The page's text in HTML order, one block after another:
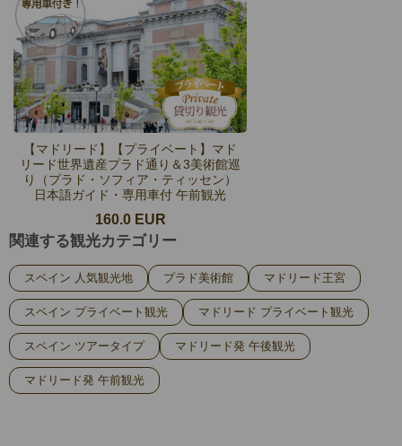
【マドリード】【プライベート】マド
リード世界遺産プラド通り＆3美術館巡
り（プラド・ソフィア・ティッセン）
日本語ガイド・専用車付 午前観光
160.0 EUR
関連する観光カテゴリー
スペイン 人気観光地 プラド美術館 マドリード王宮
スペイン プライベート観光 マドリード プライベート観光
スペイン ツアータイプ マドリード発 午後観光
マドリード発 午前観光